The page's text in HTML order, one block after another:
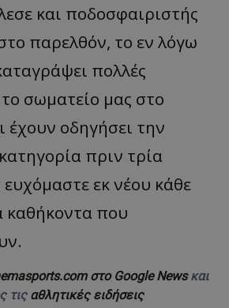
και ποδοσφαιριστής
παρελθόν, το εν λόγω
πολλές
το σωματείο μας στο
έχουν οδηγήσει την
πριν τρία
εκ νέου κάθε
καθήκοντα που
στο Google Newsκαι
τις αθλητικές ειδήσεις